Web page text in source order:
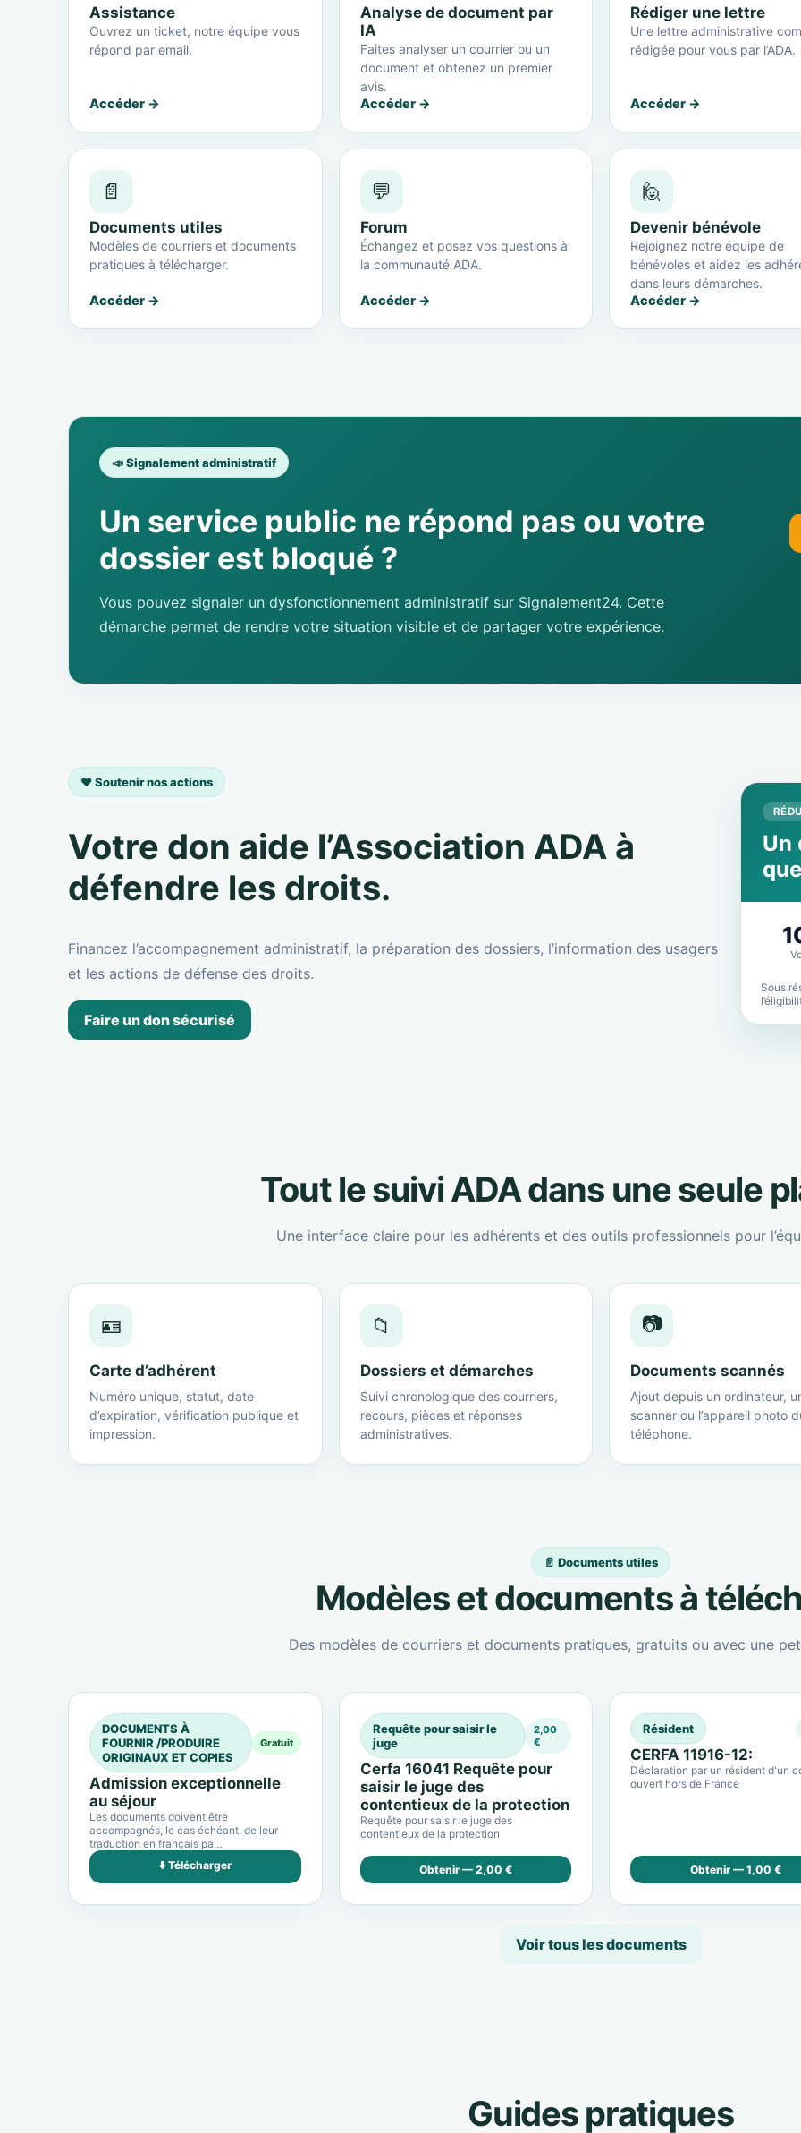
Assistance
Ouvrez un ticket, notre équipe vous
répond par email.
Accéder →
Analyse de document par
IA
Faites analyser un courrier ou un
document et obtenez un premier
avis.
Accéder →
Rédiger une lettre
Une lettre administrative
rédigée pour vous par l’ADA.
Accéder →
📄
Documents utiles
Modèles de courriers et documents
pratiques à télécharger.
Accéder →
💬
Forum
Échangez et posez vos questions à
la communauté ADA.
Accéder →
🙋
Devenir bénévole
Rejoignez notre équipe de
bénévoles et aidez les
dans leurs démarches.
Accéder →
📣 Signalement administratif
Un service public ne répond pas ou votre
dossier est bloqué ?
Vous pouvez signaler un dysfonctionnement administratif sur Signalement24. Cette
démarche permet de rendre votre situation visible et de partager votre expérience.
❤️ Soutenir nos actions
Votre don aide l’Association ADA à
défendre les droits.
Financez l’accompagnement administratif, la préparation des dossiers, l’information des usagers
et les actions de défense des droits.
Faire un don sécurisé
Un
Sous
Tout le suivi ADA dans une seule
Une interface claire pour les adhérents et des outils professionnels pour
🪪
Carte d’adhérent
Numéro unique, statut, date
d’expiration, vérification publique et
impression.
📁
Dossiers et démarches
Suivi chronologique des courriers,
recours, pièces et réponses
administratives.
📷
Documents scannés
Ajout depuis un ordinateur,
scanner ou l’appareil photo
téléphone.
📄 Documents utiles
Modèles et documents à
Des modèles de courriers et documents pratiques, gratuits ou avec une
DOCUMENTS À
FOURNIR /PRODUIRE
ORIGINAUX ET COPIES
Gratuit
Admission exceptionnelle
au séjour
Les documents doivent être
accompagnés, le cas échéant, de leur
traduction en français pa…
⬇️ Télécharger
Requête pour saisir le
juge
2,00
€
Cerfa 16041 Requête pour
saisir le juge des
contentieux de la protection
Requête pour saisir le juge des
contentieux de la protection
Obtenir — 2,00 €
Résident
CERFA 11916-12:
Déclaration par un résident d'un
ouvert hors de France
Obtenir — 1,00 €
Voir tous les documents
Guides pratiques